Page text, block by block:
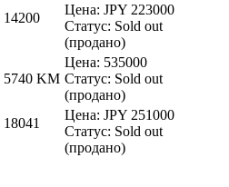
14200
Цена: JPY 223000
Статус: Sold out
(продано)
5740 KM
Цена: 535000
Статус: Sold out
(продано)
18041
Цена: JPY 251000
Статус: Sold out
(продано)